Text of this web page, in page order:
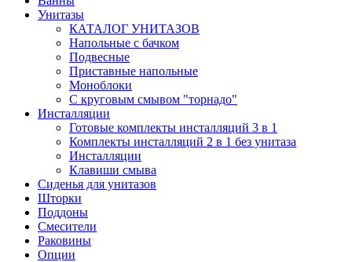
Унитазы
КАТАЛОГ УНИТАЗОВ
Напольные с бачком
Подвесные
Приставные напольные
Моноблоки
С круговым смывом "торнадо"
Инсталляции
Готовые комплекты инсталляций 3 в 1
Комплекты инсталляций 2 в 1 без унитаза
Инсталляции
Клавиши смыва
Сиденья для унитазов
Шторки
Поддоны
Смесители
Раковины
Опции